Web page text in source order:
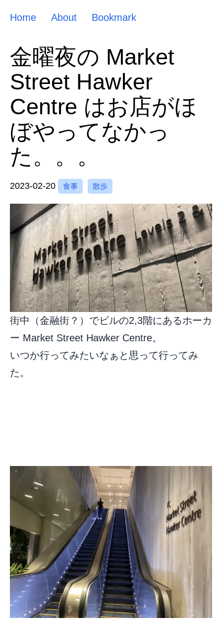
Home About Bookmark
金曜夜の Market
Street Hawker
Centre はお店がほ
ぼやってなかっ
た。。。
2023-02-20 食事 散歩
街中（金融街？）でビルの2,3階にあるホーカ
ー Market Street Hawker Centre。
いつか行ってみたいなぁと思って行ってみ
た。